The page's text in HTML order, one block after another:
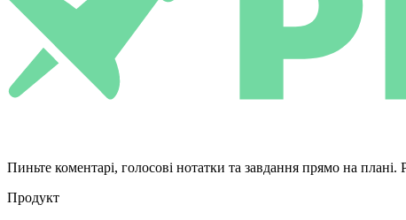
Пиньте коментарі, голосові нотатки та завдання прямо на
Продукт